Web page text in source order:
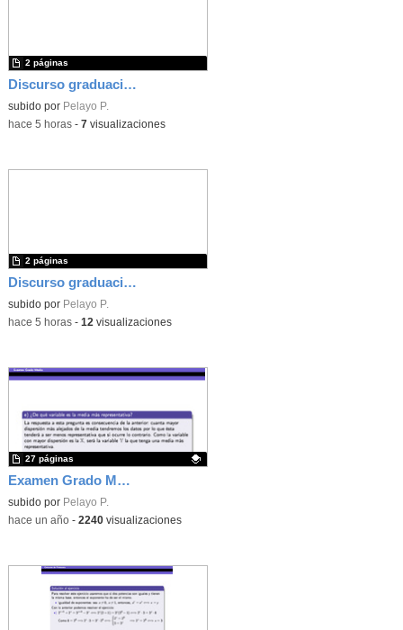
Discurso graduación_24-25_Final
subido por Pelayo P.
2 páginas
-hace 5 horas- 7visualizaciones
Discurso graduación 4º ESO - Curso 25/26
subido por Pelayo P.
2 páginas
-hace 5 horas- 12 visualizaciones
Examen Grado Medio - Matemáticas - 2024 - CAM
Contenido educativo.
subido por Pelayo P.
27 páginas
-hace un año- 2240visualizaciones